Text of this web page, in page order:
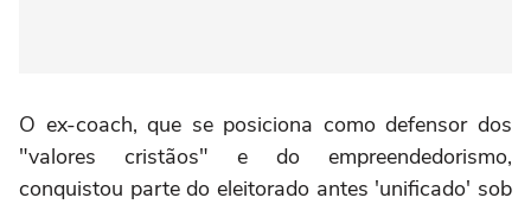
O ex-coach, que se posiciona como defensor dos
"valores cristãos" e do empreendedorismo,
conquistou parte do eleitorado antes 'unificado' sob